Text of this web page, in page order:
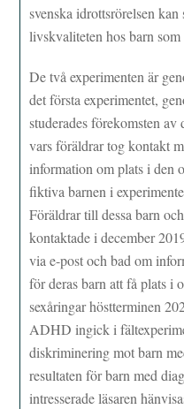
svenska idrottsrörelsen
livskvaliteten hos barn
De två experimenten är
det första experimentet,
studerades förekomsten
vars föräldrar tog kontakt
information om plats i den
fiktiva barnen i
Föräldrar till dessa barn
kontaktade i december
via e-post och bad om
för deras barn att få plats i
sexåringar höstterminen
ADHD ingick i
diskriminering mot barn
resultaten för barn med
intresserade läsaren